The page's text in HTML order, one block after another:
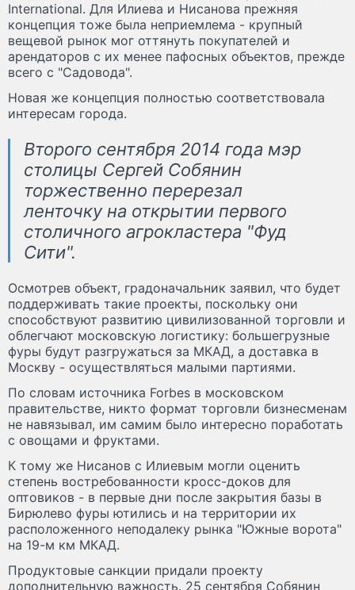
International. Для Илиева и Нисанова прежняя
концепция тоже была неприемлема - крупный
вещевой рынок мог оттянуть покупателей и
арендаторов с их менее пафосных объектов, прежде
всего с "Садовода".
Новая же концепция полностью соответствовала
интересам города.
Второго сентября 2014 года мэр
столицы Сергей Собянин
торжественно перерезал
ленточку на открытии первого
столичного агрокластера "Фуд
Сити".
Осмотрев объект, градоначальник заявил, что будет
поддерживать такие проекты, поскольку они
способствуют развитию цивилизованной торговли и
облегчают московскую логистику: большегрузные
фуры будут разгружаться за МКАД, а доставка в
Москву - осуществляться малыми партиями.
По словам источника Forbes в московском
правительстве, никто формат торговли бизнесменам
не навязывал, им самим было интересно поработать
с овощами и фруктами.
К тому же Нисанов с Илиевым могли оценить
степень востребованности кросс-доков для
оптовиков - в первые дни после закрытия базы в
Бирюлево фуры ютились и на территории их
расположенного неподалеку рынка "Южные ворота"
на 19-м км МКАД.
Продуктовые санкции придали проекту
дополнительную важность. 25 сентября Собянин